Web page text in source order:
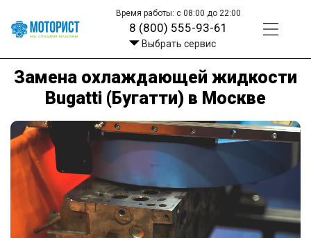
Время работы: с 08:00 до 22:00
8 (800) 555-93-61
Выбрать сервис
Замена охлаждающей жидкости
Bugatti (Бугатти) в Москве